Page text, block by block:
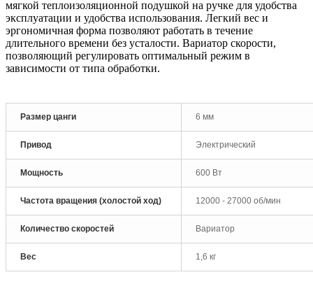
мягкой теплоизоляционной подушкой на ручке для удобства
эксплуатации и удобства использования. Легкий вес и
эргономичная форма позволяют работать в течение
длительного времени без усталости. Вариатор скорости,
позволяющий регулировать оптимальный режим в
зависимости от типа обработки.
Размер цанги 6 мм
Привод Электрический
Мощность 600 Вт
Частота вращения (холостой ход) 12000 - 27000 об/мин
Количество скоростей Вариатор
Вес 1,6 кг